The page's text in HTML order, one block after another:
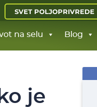
SVET POLJOPRIVREDE
na selu Blog
je